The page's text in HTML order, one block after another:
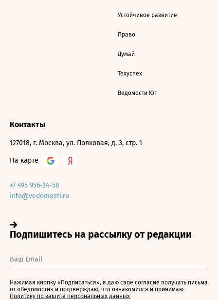
Устойчивое развитие
Право
Думай
Техуспех
Ведомости Юг
Контакты
127018, г. Москва, ул. Полковая, д. 3, стр. 1
На карте
+7 495 956-34-58
info@vedomosti.ru
Нажимая кнопку «Подписаться», я даю свое согласие получать письма
от «Ведомости» и подтверждаю, что ознакомился и принимаю
Политику по защите персональных данных